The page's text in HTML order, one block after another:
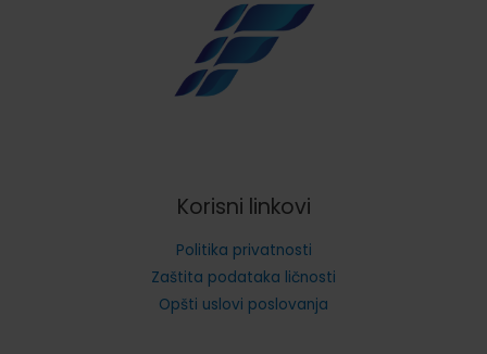
Korisni linkovi
Politika privatnosti
Zaštita podataka ličnosti
Opšti uslovi poslovanja